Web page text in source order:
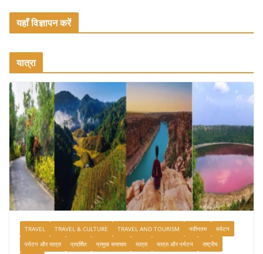
यहाँ विज्ञापन करें
यात्रा
TRAVEL TRAVEL & CULTURE TRAVEL AND TOURISM नवीनतम
पर्यटन
पर्यटन और यात्रा
प्रदर्शित प्रमुख समाचार यात्रा यात्रा और पर्यटन
राष्ट्रीय